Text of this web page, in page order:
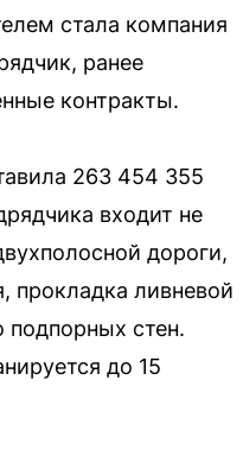
стала компания
ранее
контракты.
263 454 355
входит не
дороги,
прокладка ливневой
подпорных стен.
до 15